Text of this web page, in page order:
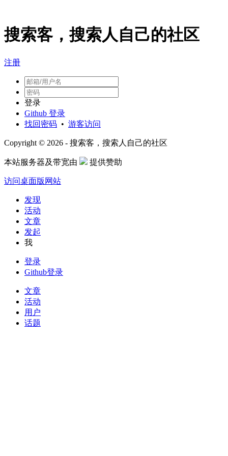
搜索客，搜索人自己的社区
注册
登录
Github 登录
找回密码 • 游客访问
Copyright © 2026 - 搜索客，搜索人自己的社区
本站服务器及带宽由 提供赞助
访问桌面版网站
发现
活动
文章
发起
我
登录
Github登录
文章
活动
用户
话题